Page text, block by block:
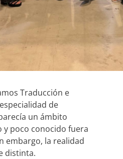
Traducción e
de
un ámbito
y poco conocido fuera
embargo, la realidad
distinta.